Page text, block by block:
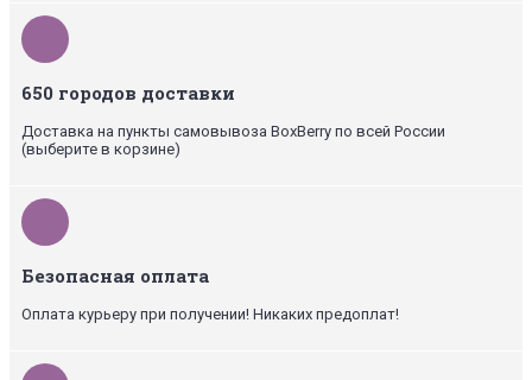
650 городов доставки
Доставка на пункты самовывоза BoxBerry по всей России
(выберите в корзине)
Безопасная оплата
Оплата курьеру при получении! Никаких предоплат!